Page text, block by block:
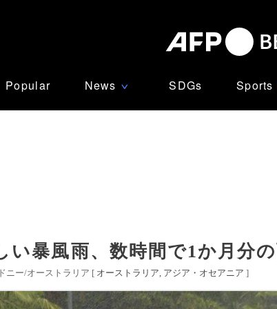
Popular News ∨ SDGs Sports
い暴風雨、数時間で1か月分
ニー/オーストラリア [ オーストラリア アジア・オセアニア ]